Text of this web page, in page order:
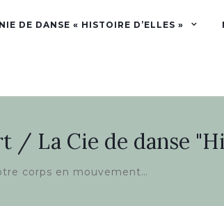
DE DANSE « HISTOIRE D’ELLES »
/ La Cie de danse
corps en mouvement…